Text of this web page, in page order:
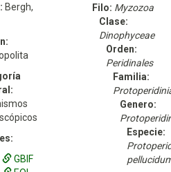
Bergh,
GBIF
Filo: Myzozoa
Clase:
Dinophyceae
Orden:
Peridinales
Familia:
Genero:
Especie: